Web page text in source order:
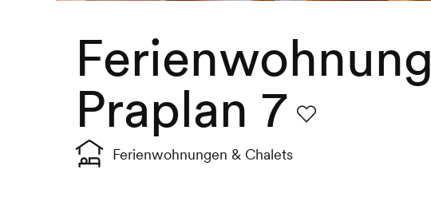
Ferienwohnung
Praplan 7
Ferienwohnungen & Chalets